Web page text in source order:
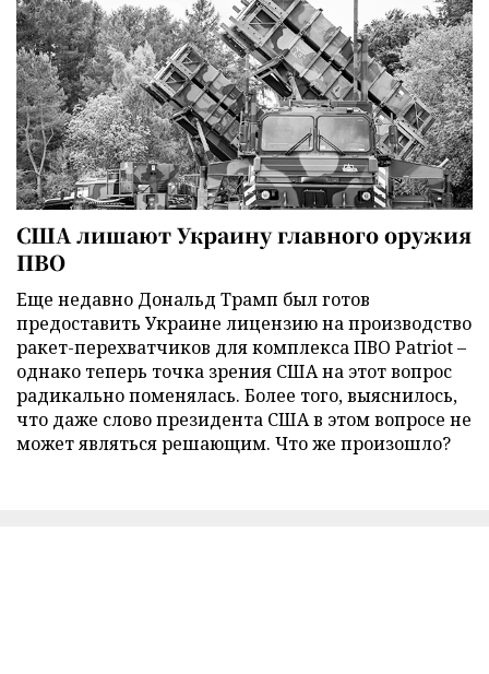
США лишают Украину главного оружия
ПВО
Еще недавно Дональд Трамп был готов
предоставить Украине лицензию на производство
ракет-перехватчиков для комплекса ПВО Patriot –
однако теперь точка зрения США на этот вопрос
радикально поменялась. Более того, выяснилось,
что даже слово президента США в этом вопросе не
может являться решающим. Что же произошло?